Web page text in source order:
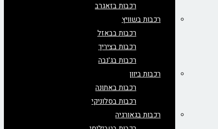
רכבות בזאגרב
רכבות בשוויץ
רכבות בבאזל
רכבות בציריך
רכבות בג'נבה
רכבות ביוון
רכבות באתונה
רכבות בסלוניקי
רכבות בגאורגיה